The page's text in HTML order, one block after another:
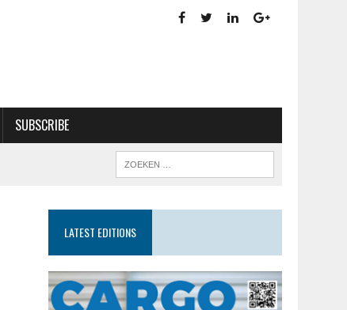
SUBSCRIBE
LATEST EDITIONS